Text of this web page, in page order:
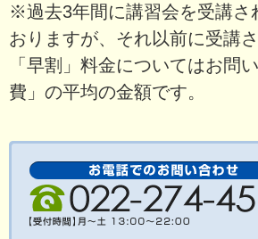
※過去3年間に講習会を受講さ
おりますが、それ以前に受講
「早割」料金についてはお問
費」の平均の金額です。